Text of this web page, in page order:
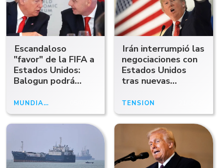
Escandaloso
"favor" de la FIFA a
Estados Unidos:
Balogun podrá
MUNDIAL 2026
Irán interrumpió las
negociaciones con
Estados Unidos
tras nuevas
Donald Trump
TENSIÓN